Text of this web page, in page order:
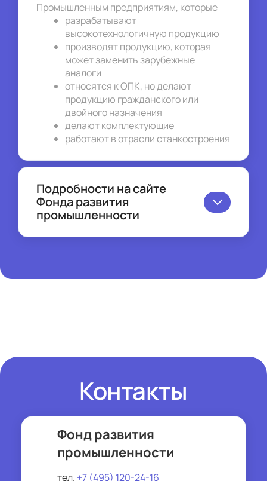
Промышленным предприятиям, которые
разрабатывают
высокотехнологичную продукцию
производят продукцию, которая
может заменить зарубежные
аналоги
относятся к ОПК, но делают
продукцию гражданского или
двойного назначения
делают комплектующие
работают в отрасли станкостроения
Подробности на сайте
Фонда развития
промышленности
Контакты
Фонд развития
промышленности
тел. +7 (495) 120-24-16